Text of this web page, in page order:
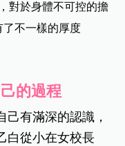
對於身體不可控的擔
不一樣的厚度
的過程
己有滿深的認識，
白從小在女校長